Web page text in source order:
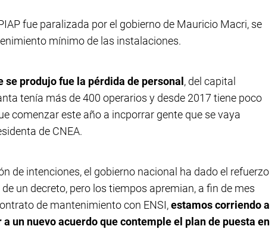
fue paralizada por el gobierno de Mauricio Macri, se
mínimo de las instalaciones.
se produjo fue la pérdida de personal , del capital
tenía más de 400 operarios y desde 2017 tiene poco
comenzar este año a incporrar gente que se vaya
de CNEA.
de intenciones, el gobierno nacional ha dado el refuerzo
un decreto, pero los tiempos apremian, a fin de mes
de mantenimiento con ENSI,estamos corriendo a
un nuevo acuerdo que contemple el plan de puesta en